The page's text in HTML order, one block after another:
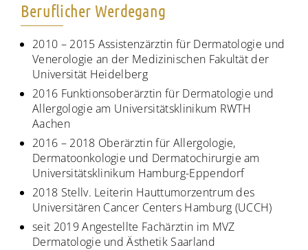
Beruflicher Werdegang
2010 – 2015 Assistenzärztin für Dermatologie und
Venerologie an der Medizinischen Fakultät der
Universität Heidelberg
2016 Funktionsoberärztin für Dermatologie und
Allergologie am Universitätsklinikum RWTH
Aachen
2016 – 2018 Oberärztin für Allergologie,
Dermatoonkologie und Dermatochirurgie am
Universitätsklinikum Hamburg-Eppendorf
2018 Stellv. Leiterin Hauttumorzentrum des
Universitären Cancer Centers Hamburg (UCCH)
seit 2019 Angestellte Fachärztin im MVZ
Dermatologie und Ästhetik Saarland